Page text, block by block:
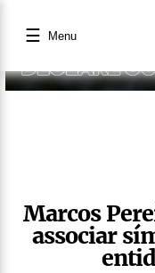
☰ Menu
Marcos
associar